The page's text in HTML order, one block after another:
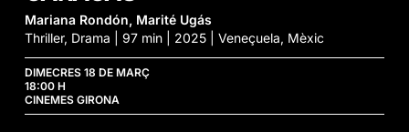
Mariana Rondón, Marité Ugás
Thriller, Drama | 97 min | 2025 | Veneçuela, Mèxic
DIMECRES 18 DE MARÇ
18:00 H
CINEMES GIRONA